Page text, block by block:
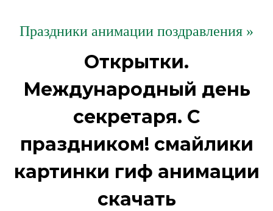
Праздники анимации поздравления »
Открытки.
Международный день
секретаря. С
праздником! смайлики
картинки гиф анимации
скачать